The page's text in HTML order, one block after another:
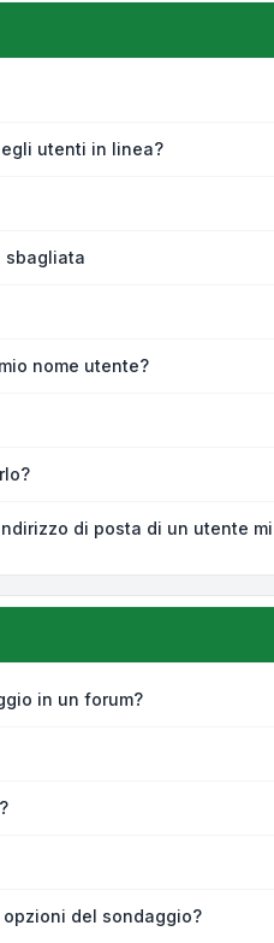
utenti in linea?
sbagliata
nome utente?
di posta di un utente
in un forum?
del sondaggio?